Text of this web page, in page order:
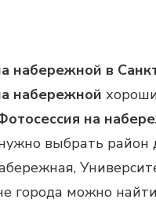
набережной в
набережной
на
выбрать район
города можно